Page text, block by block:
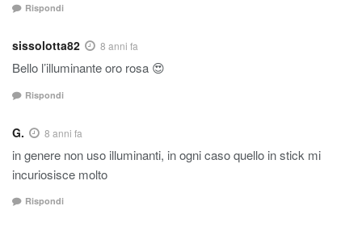
Rispondi
sissolotta82 8 anni fa
Bello l’illuminante oro rosa 😍
Rispondi
G. 8 anni fa
in genere non uso illuminanti, in ogni caso quello in stick mi
incuriosisce molto
Rispondi